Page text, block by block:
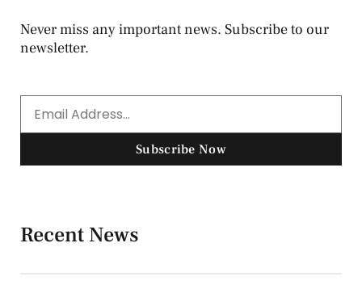
Never miss any important news. Subscribe to our
newsletter.
Subscribe Now
Recent News